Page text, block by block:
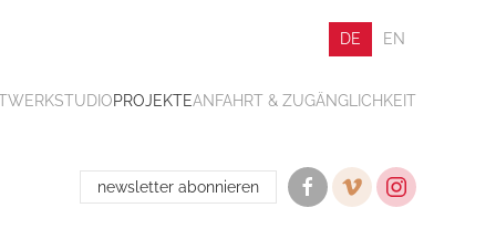
DE EN
STUDIOPROJEKTEANFAHRT & ZUGÄNGLICHKEIT
newsletter abonnieren